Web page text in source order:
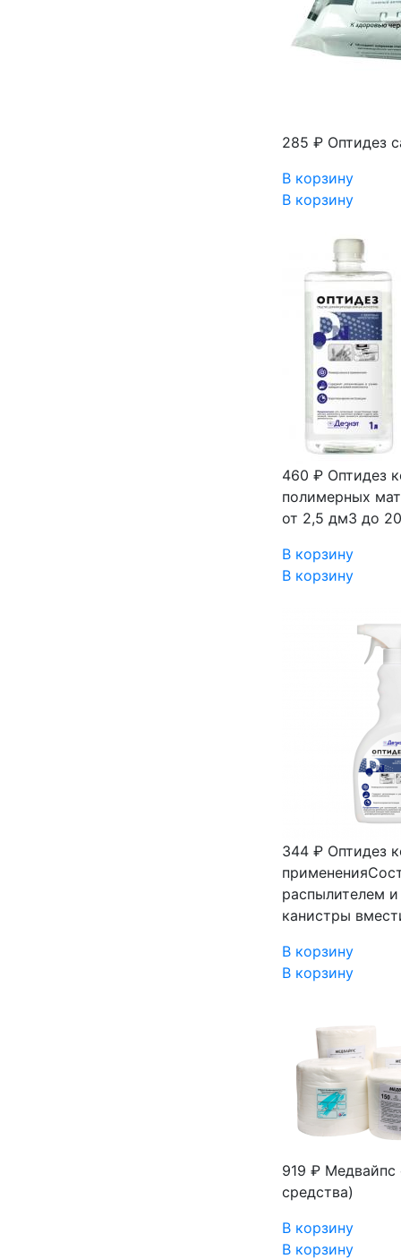
285 ₽ Оптидез
В корзину
В корзину
460 ₽ Оптидез
полимерных
от 2,5 дм3 до
В корзину
В корзину
344 ₽ Оптидез
распылителем
канистры
В корзину
В корзину
919 ₽ Медвайпс
средства)
В корзину
В корзину